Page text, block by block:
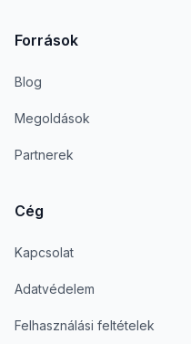
Források
Blog
Megoldások
Partnerek
Cég
Kapcsolat
Adatvédelem
Felhasználási feltételek